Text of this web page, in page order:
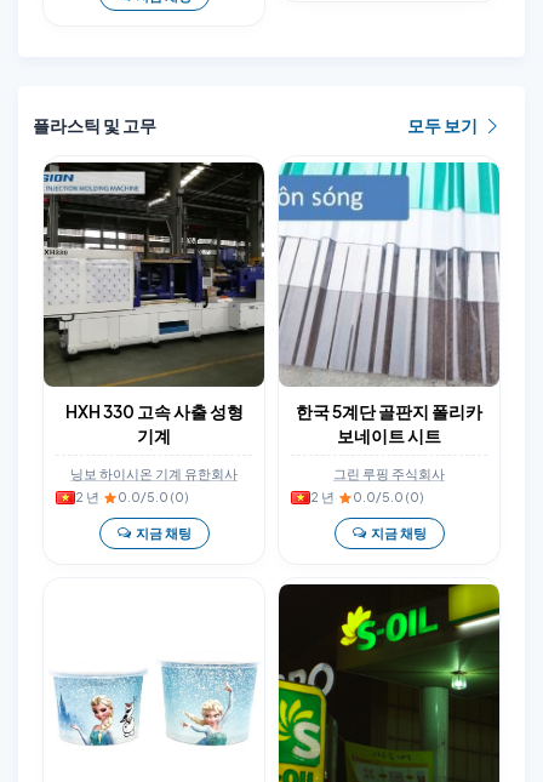
플라스틱 및 고무 모두 보기
HXH 330 고속 사출 성형
기계
닝보 하이시온 기계 유한회사
2 년· 0.0/5.0 (0)
지금 채팅
한국 5계단 골판지 폴리카
보네이트 시트
그린 루핑 주식회사
2 년· 0.0/5.0 (0)
지금 채팅